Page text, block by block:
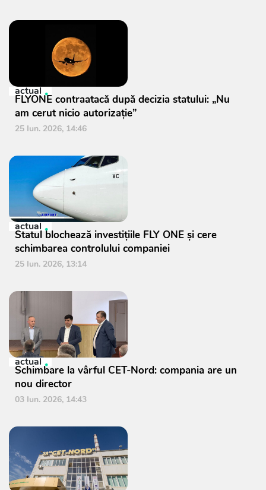
actual
FLYONE contraatacă după decizia statului: „Nu
am cerut nicio autorizație”
25 Iun. 2026, 14:46
actual
Statul blochează investițiile FLY ONE și cere
schimbarea controlului companiei
25 Iun. 2026, 13:14
actual
Schimbare la vârful CET-Nord: compania are un
nou director
03 Iun. 2026, 14:43